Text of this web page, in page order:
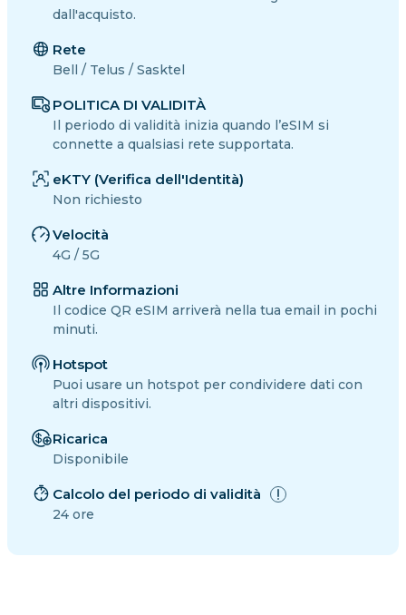
dall'acquisto.
Rete
Bell / Telus / Sasktel
POLITICA DI VALIDITÀ
Il periodo di validità inizia quando l’eSIM si
connette a qualsiasi rete supportata.
eKTY (Verifica dell'Identità)
Non richiesto
Velocità
4G / 5G
Altre Informazioni
Il codice QR eSIM arriverà nella tua email in pochi
minuti.
Hotspot
Puoi usare un hotspot per condividere dati con
altri dispositivi.
Ricarica
Disponibile
Calcolo del periodo di validità
24 ore